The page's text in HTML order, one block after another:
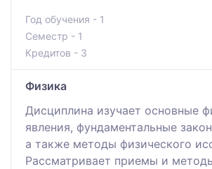
Год обучения - 1
Семестр - 1
Кредитов - 3
Физика
Дисциплина изучает основные
явления, фундаментальные
а также методы физического
Рассматривает приемы и